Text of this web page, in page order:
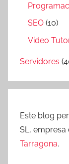
SEO (10)
Video
Servidores
Este blog
SL,
Tarragona.